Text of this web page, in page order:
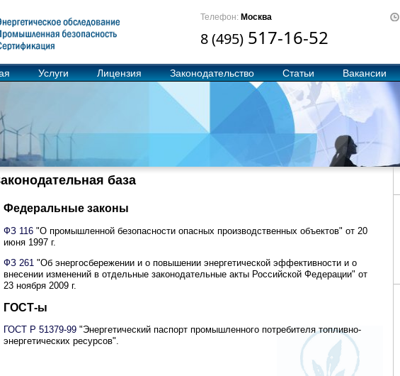
Телефон: Москва
8 (495) 517-16-52
Услуги Лицензия Законодательство Статьи Вакансии
база
Федеральные законы
ФЗ 116 "О промышленной безопасности опасных производственных объектов" от 20
июня 1997 г.
ФЗ 261 "Об энергосбережении и о повышении энергетической эффективности и о
внесении изменений в отдельные законодательные акты Российской Федерации" от
23 ноября 2009 г.
ГОСТ-ы
ГОСТ Р 51379-99 "Энергетический паспорт промышленного потребителя топливно-
энергетических ресурсов".